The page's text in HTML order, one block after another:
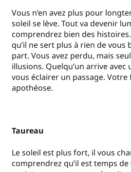
Vous n’en avez plus pour
soleil se lève. Tout va devenir
comprendrez bien des
qu’il ne sert plus à rien de vous
part. Vous avez perdu, mais
illusions. Quelqu’un arrive avec
vous éclairer un passage. Votre
apothéose.
Taureau
Le soleil est plus fort, il vous
comprendrez qu’il est temps